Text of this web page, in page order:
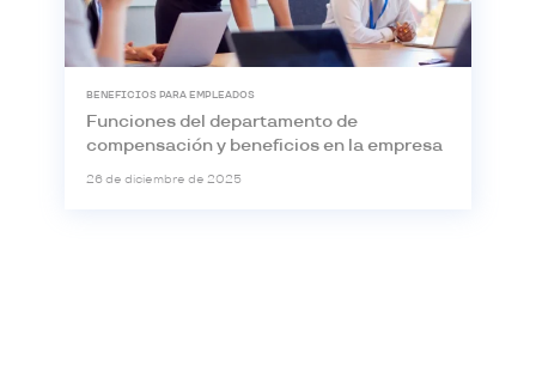
BENEFICIOS PARA EMPLEADOS
Funciones del departamento de
compensación y beneficios en la empresa
26 de diciembre de 2025